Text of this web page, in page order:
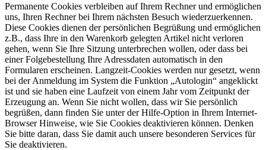
Permanente Cookies verbleiben auf Ihrem Rechner und ermöglichen
uns, Ihren Rechner bei Ihrem nächsten Besuch wiederzuerkennen.
Diese Cookies dienen der persönlichen Begrüßung und ermöglichen
z.B., dass Ihre in den Warenkorb gelegten Artikel nicht verloren
gehen, wenn Sie Ihre Sitzung unterbrechen wollen, oder dass bei
einer Folgebestellung Ihre Adressdaten automatisch in den
Formularen erscheinen. Langzeit-Cookies werden nur gesetzt, wenn
bei der Anmeldung im System die Funktion „Autologin“ angeklickt
ist und sie haben eine Laufzeit von einem Jahr vom Zeitpunkt der
Erzeugung an. Wenn Sie nicht wollen, dass wir Sie persönlich
begrüßen, dann finden Sie unter der Hilfe-Option in Ihrem Internet-
Browser Hinweise, wie Sie Cookies deaktivieren können. Denken
Sie bitte daran, dass Sie damit auch unsere besonderen Services für
Sie deaktivieren.